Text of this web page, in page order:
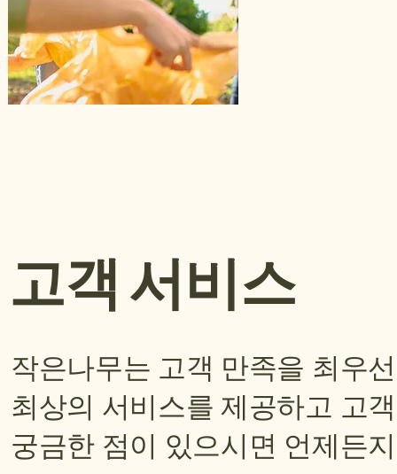
고객 서비스
작은나무는 고객 만족을 최우
최상의 서비스를 제공하고 고
궁금한 점이 있으시면 언제든